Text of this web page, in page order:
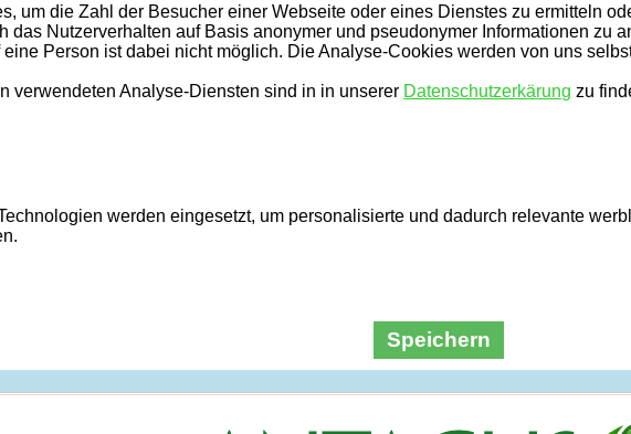
um die Zahl der Besucher einer Webseite oder eines Dienstes zu ermitteln
das Nutzerverhalten auf Basis anonymer und pseudonymer Informationen zu
Person ist dabei nicht möglich. Die Analyse-Cookies werden von uns
verwendeten Analyse-Diensten sind in in unserer Datenschutzerkärung zu
werden eingesetzt, um personalisierte und dadurch relevante
Speichern